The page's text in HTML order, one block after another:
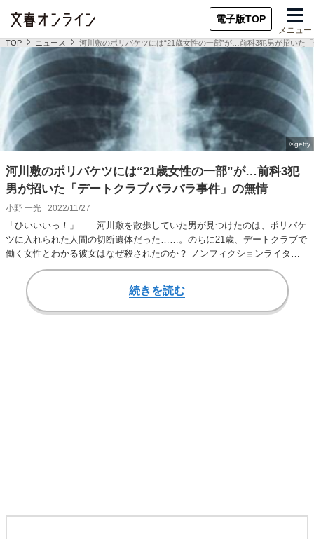
電子版TOP
メニュー
TOP ニュース 河川敷のポリバケツには“21歳女性の一部”が…前科3犯男が招いた
河川敷のポリバケツには“21歳女性の一部”が…前科3犯
男が招いた「デートクラブバラバラ事件」の無情
小野 一光 2022/11/27
「ひいいいっ！」――河川敷を散歩していた男が見つけたのは、ポリバケ
ツに入れられた人間の切断遺体だった……。のちに21歳、デートクラブで
働く女性とわかる彼女はなぜ殺されたのか？ ノンフィクションライター
の小野一光氏の新…
続きを読む